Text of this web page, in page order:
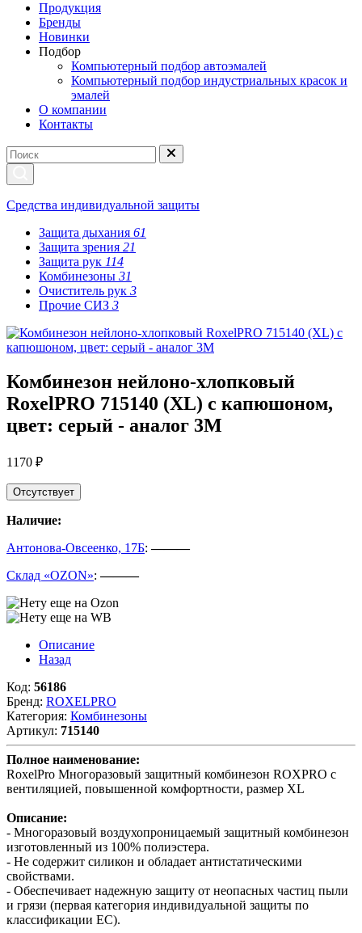
Продукция
Бренды
Новинки
Подбор
Компьютерный подбор автоэмалей
Компьютерный подбор индустриальных красок и
эмалей
О компании
Контакты
Средства индивидуальной защиты
Защита дыхания 61
Защита зрения 21
Защита рук 114
Комбинезоны 31
Очиститель рук 3
Прочие СИЗ 3
Комбинезон нейлоно-хлопковый
RoxelPRO 715140 (XL) с капюшоном,
цвет: серый - аналог 3M
1170 ₽
Отсутствует
Наличие:
Антонова-Овсеенко, 17Б:———
Склад «OZON»:———
Описание
Назад
Код: 56186
Бренд: ROXELPRO
Категория: Комбинезоны
Артикул: 715140
Полное наименование:
RoxelPro Многоразовый защитный комбинезон ROXPRO с
вентиляцией, повышенной комфортности, размер XL
Описание:
- Многоразовый воздухопроницаемый защитный комбинезон
изготовленный из 100% полиэстера.
- Не содержит силикон и обладает антистатическими
свойствами.
- Обеспечивает надежную защиту от неопасных частиц пыли
и грязи (первая категория индивидуальной защиты по
классификации ЕС).